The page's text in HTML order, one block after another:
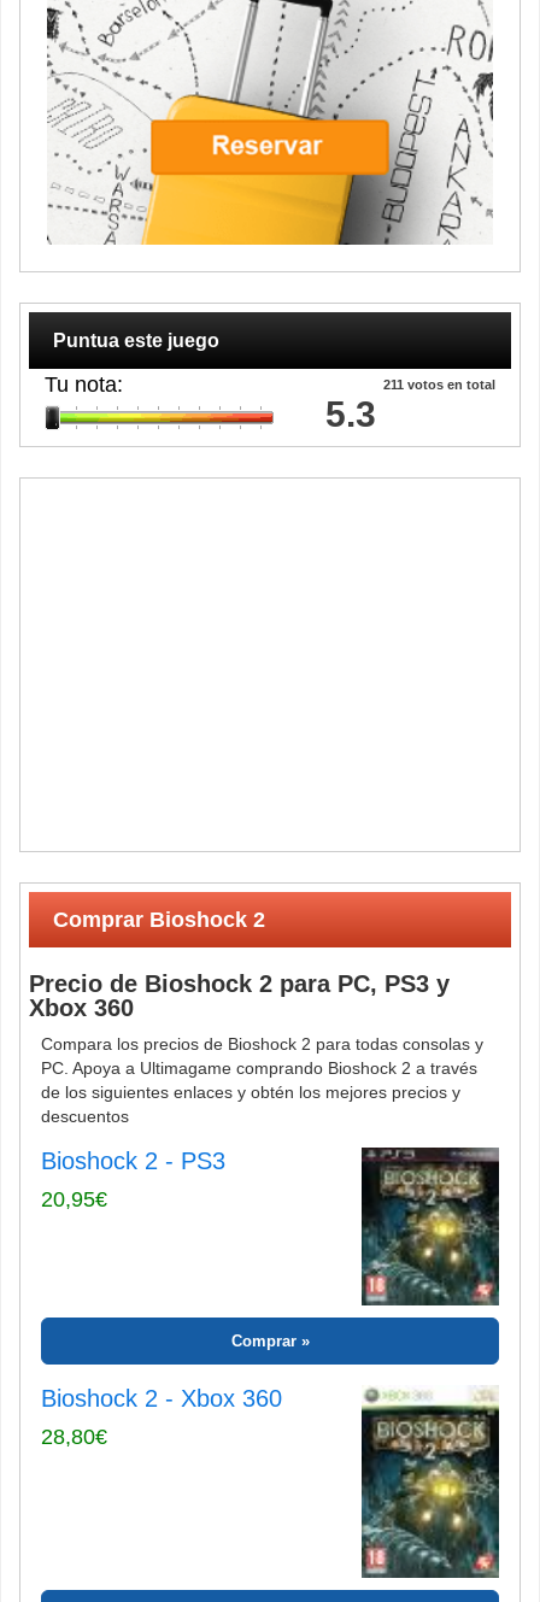
Puntua este juego
211 votos en total
Tu nota:
5.3
Comprar Bioshock 2
Precio de Bioshock 2 para PC, PS3 y
Xbox 360
Compara los precios de Bioshock 2 para todas consolas y
PC. Apoya a Ultimagame comprando Bioshock 2 a través
de los siguientes enlaces y obtén los mejores precios y
descuentos
Bioshock 2 - PS3
20,95€
Comprar
Bioshock 2 - Xbox 360
28,80€